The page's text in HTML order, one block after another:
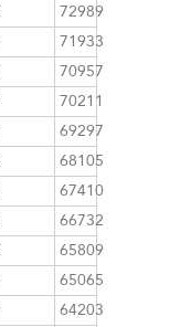
72989
71933
70957
70211
69297
68105
67410
66732
65809
65065
64203